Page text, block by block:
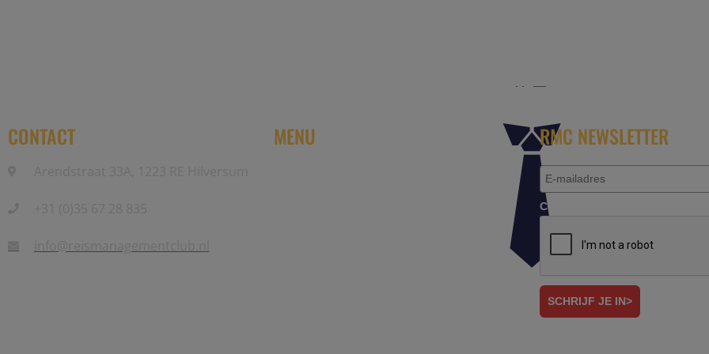
CONTACT MENU RMC NEWSLETTER
Controleer je aanvraag.*
SCHRIJF JE IN>